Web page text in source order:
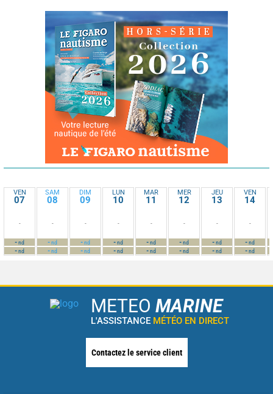
VEN
07
-
-nd
-nd
SAM
08
-
-nd
-nd
DIM
09
-
-nd
-nd
LUN
10
-
-nd
-nd
MAR
11
-
-nd
-nd
MER
12
-
-nd
-nd
JEU
13
-
-nd
-nd
VEN
14
-
-nd
-nd
METEO MARINE
L'ASSISTANCE MÉTÉO EN DIRECT
Contactez le service client